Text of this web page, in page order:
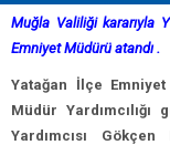
Muğla Valiliği kararıyla
Emniyet Müdürü atandı .
Yatağan İlçe
Müdür
Yardımcısı